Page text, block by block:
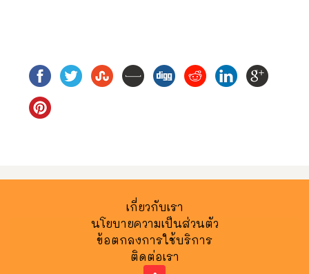
เกี่ยวกับเรา
นโยบายความเป็นส่วนตัว
ข้อตกลงการใช้บริการ
ติดต่อเรา